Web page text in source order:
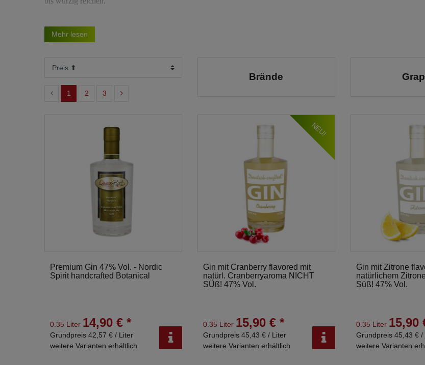
destilliert und hat einen weichen, fruchtigen Geschmack, während Calvados aus Äpfeln hergestellt wird und ein
Mehr lesen
1 2 3
Brände
Premium Gin 47% Vol. - Nordic
Spirit handcrafted Botanical
0.35 Liter 14,90 € *
Grundpreis 42,57 € / Liter
weitere Varianten erhältlich
NEU!
Gin mit Cranberry flavored mit
natürl. Cranberryaroma NICHT
SÜß! 47% Vol.
0.35 Liter 15,90 € *
Grundpreis 45,43 € / Liter
weitere Varianten erhältlich
Gin mit Zitrone
natürlichem
Süß! 47% Vol.
0.35 Liter 15,90
Grundpreis 45,43 € /
weitere Varianten